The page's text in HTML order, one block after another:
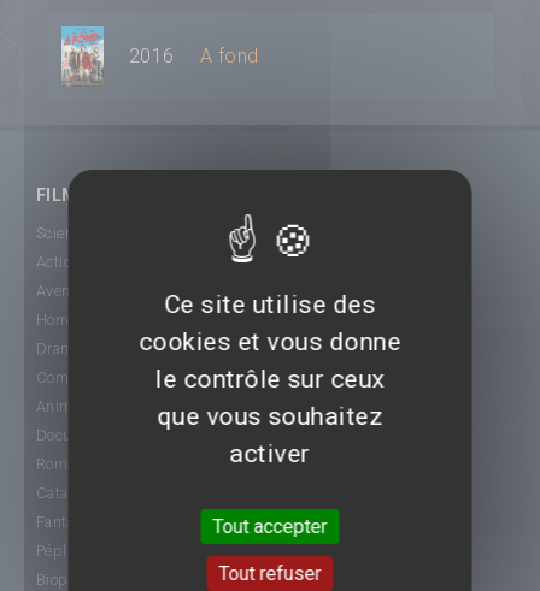
2016 A fond
FILMS
Science-Fiction
Action
Aventure
Horreur
Drame
Comédie
Animation
Documentaire
Romance
Catastrophe
Fantastique
Péplum
Biopic
Ce site utilise des
cookies et vous donne
le contrôle sur ceux
que vous souhaitez
activer
Tout accepter
Tout refuser